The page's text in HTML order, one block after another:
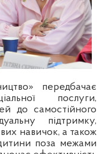
передбачає
послуги,
до самостійного
підтримку,
навичок, а також
поза межами